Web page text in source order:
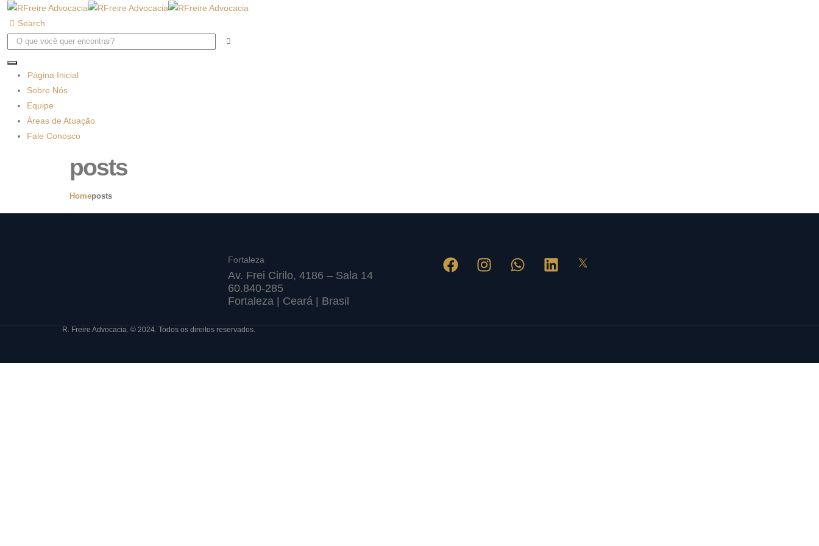
Search
Página Inicial
Sobre Nós
Equipe
Áreas de Atuação
Fale Conosco
posts
Homeposts
Fortaleza
Av. Frei Cirilo, 4186 – Sala 14
60.840-285
Fortaleza | Ceará | Brasil
R. Freire Advocacia. © 2024. Todos os direitos reservados.